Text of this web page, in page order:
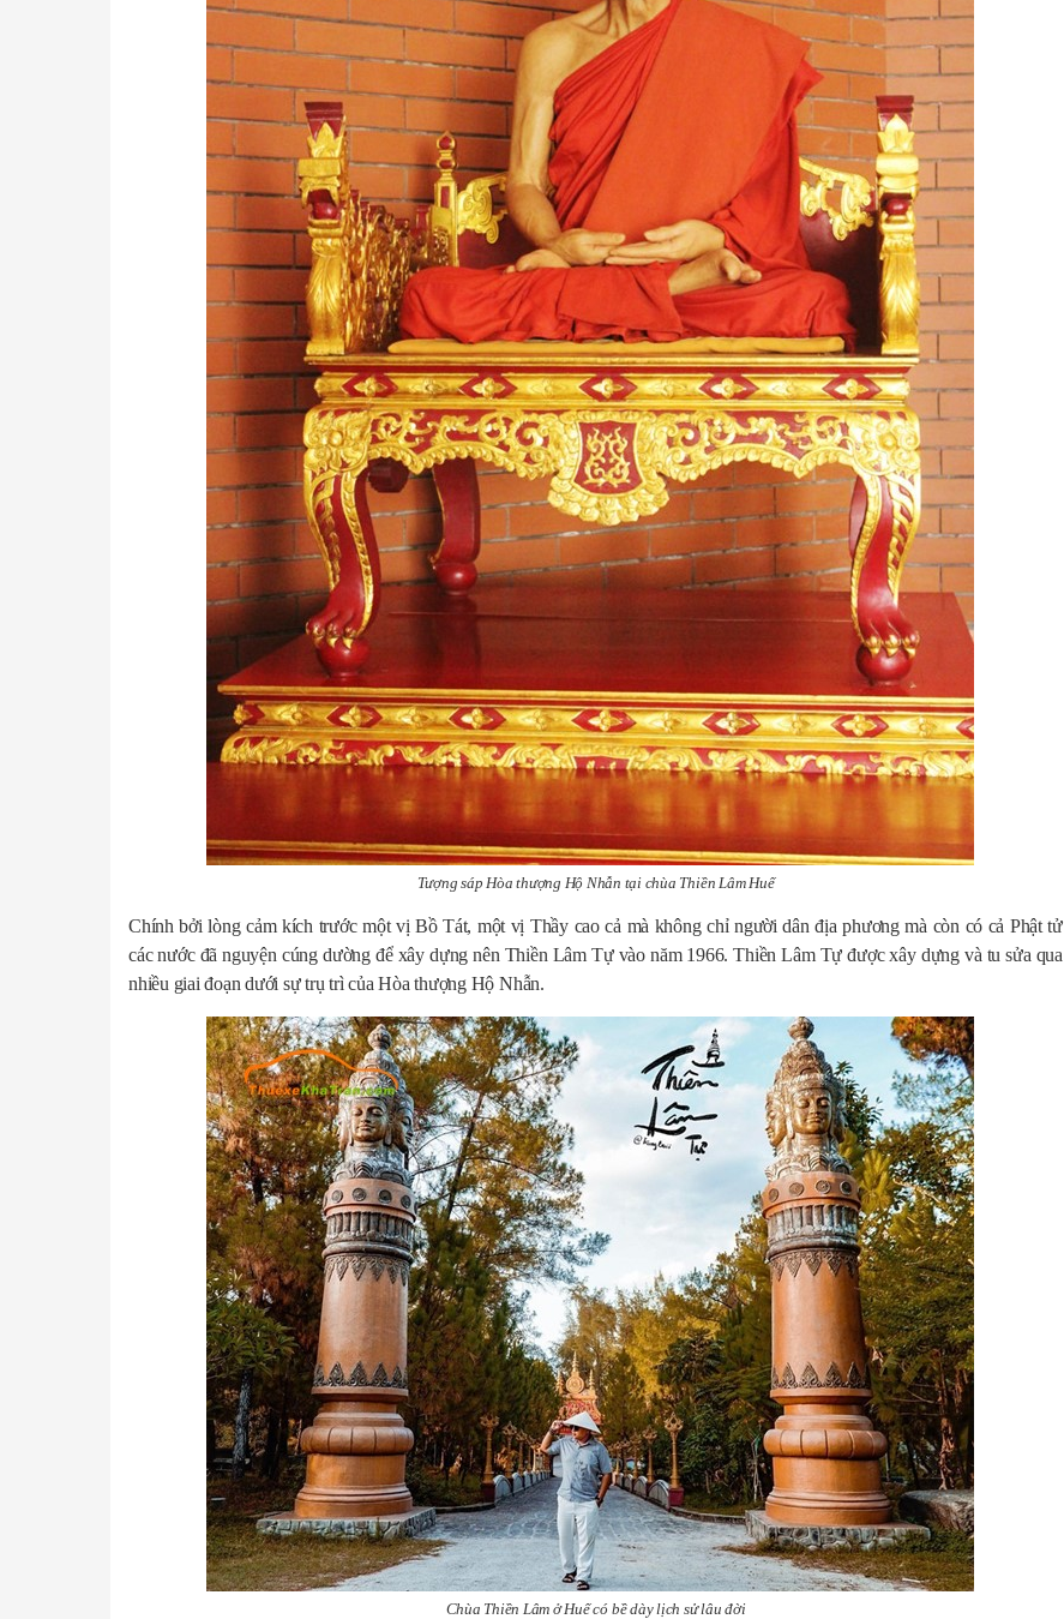
Tượng sáp Hòa thượng Hộ Nhẫn tại chùa Thiền Lâm Huế
Chính bởi lòng cảm kích trước một vị Bồ Tát, một vị Thầy cao cả mà không chỉ người dân địa phương mà còn có cả Phật tử
các nước đã nguyện cúng dường để xây dựng nên Thiền Lâm Tự vào năm 1966. Thiền Lâm Tự được xây dựng và tu sửa qua
nhiều giai đoạn dưới sự trụ trì của Hòa thượng Hộ Nhẫn.
Chùa Thiền Lâm ở Huế có bề dày lịch sử lâu đời